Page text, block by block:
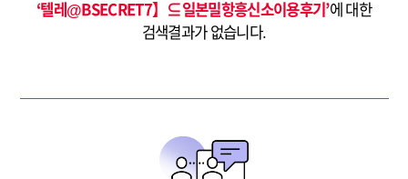
‘텔레@BSECRET7】⊆일본밀항흥신소이용후기’에 대한
검색결과가 없습니다.